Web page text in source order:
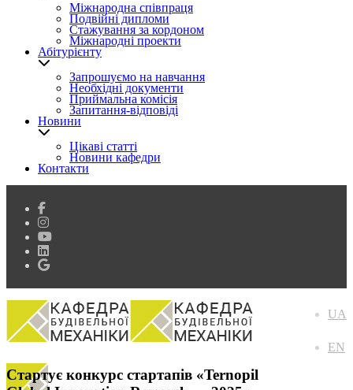
Міжнародна співпраця
Подвійні дипломи
Стажування за кордоном
Міжнародні проекти
Абітурієнту
Запрошуємо на навчання
Необхідні документи
Приймальна комісія
Запитання-відповіді
Новини
Цікаві статті
Новини кафедри
Контакти
UA
EN
Стартує конкурс стартапів «Ternopil